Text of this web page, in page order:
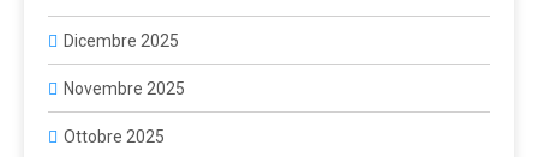
Dicembre 2025
Novembre 2025
Ottobre 2025